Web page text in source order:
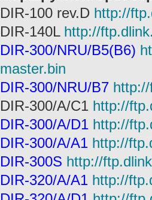
DIR-100 rev.D http://
DIR-140L http://
DIR-300/NRU/B5(В6)
master.bin
DIR-300/NRU/В7
DIR-300/A/C1 http://
DIR-300/A/D1 http://
DIR-300/A/A1 http://
DIR-300S http://
DIR-320/A/A1 http://